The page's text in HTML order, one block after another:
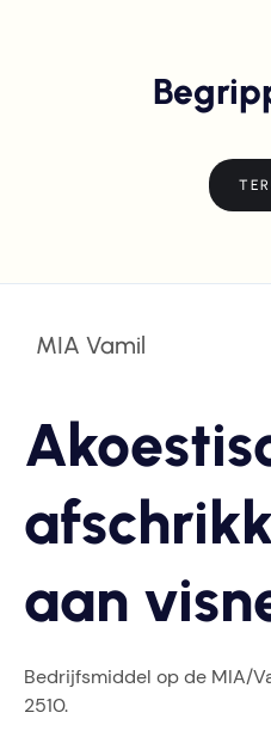
MIA Vamil
aan
Bedrijfsmiddel op de MIA/
2510.